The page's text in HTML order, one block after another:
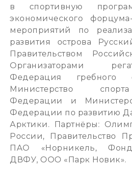
в спортивную
экономического
мероприятий по
развития острова
Правительством
Организаторами
Федерация гребного
Министерство
Федерации и
Федерации по развитию
Арктики. Партнёры:
России, Правительство
ПАО «Норникель, Фонд
ДВФУ, ООО «Парк Новик».